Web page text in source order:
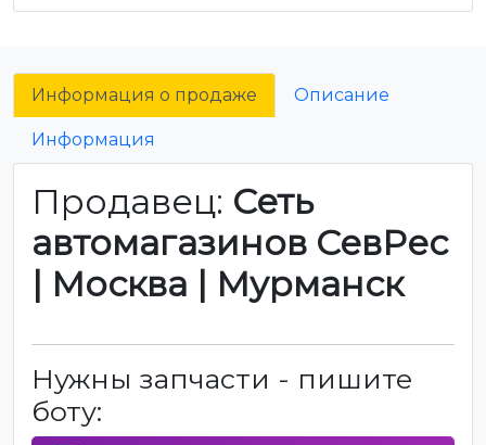
Информация о продаже Описание
Информация
Продавец: Сеть
автомагазинов СевРес
| Москва | Мурманск
Нужны запчасти - пишите
боту: